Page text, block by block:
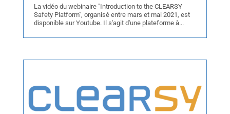
La vidéo du webinaire "Introduction to the CLEARSY
Safety Platform", organisé entre mars et mai 2021, est
disponible sur Youtube. Il s'agit d'une plateforme à...